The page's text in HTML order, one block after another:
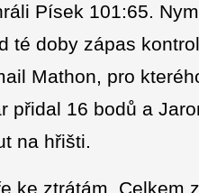
Písek 101:65.
té doby zápas
Mathon, pro
přidal 16 bodů a
na hřišti.
ke ztrátám. Celkem